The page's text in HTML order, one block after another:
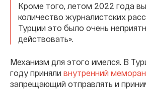
Кроме того, летом 2022 года
количество журналистских
Турции это было очень
действовать».
Механизм для этого имелся. В
году приняли внутренний
запрещающий отправлять и